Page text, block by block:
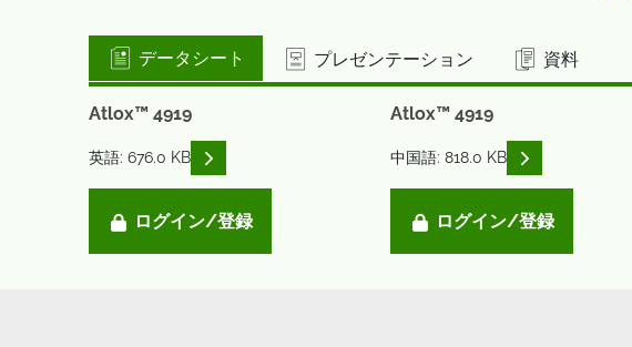
データシート プレゼンテーション 資料
Atlox™ 4919
英語: 676.0 KB READ DESCRIPTIONS
ログイン/登録
Atlox™ 4919
中国語: 818.0 KB READ
ログイン/登録